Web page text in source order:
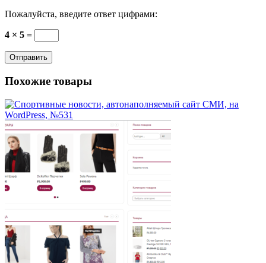
Пожалуйста, введите ответ цифрами:
4 × 5 =
Похожие товары